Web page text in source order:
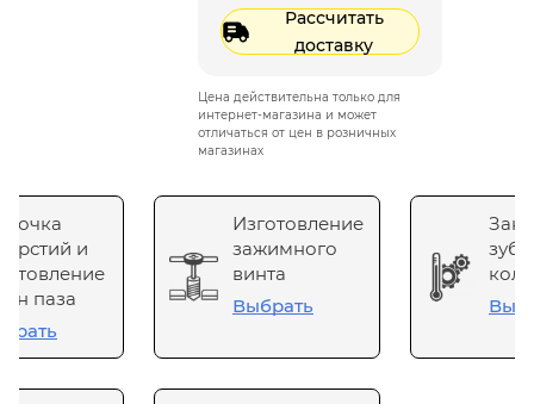
Рассчитать
доставку
Цена действительна только для
интернет-магазина и может
отличаться от цен в розничных
магазинах
и
паза
Изготовление
зажимного
винта
Выбрать